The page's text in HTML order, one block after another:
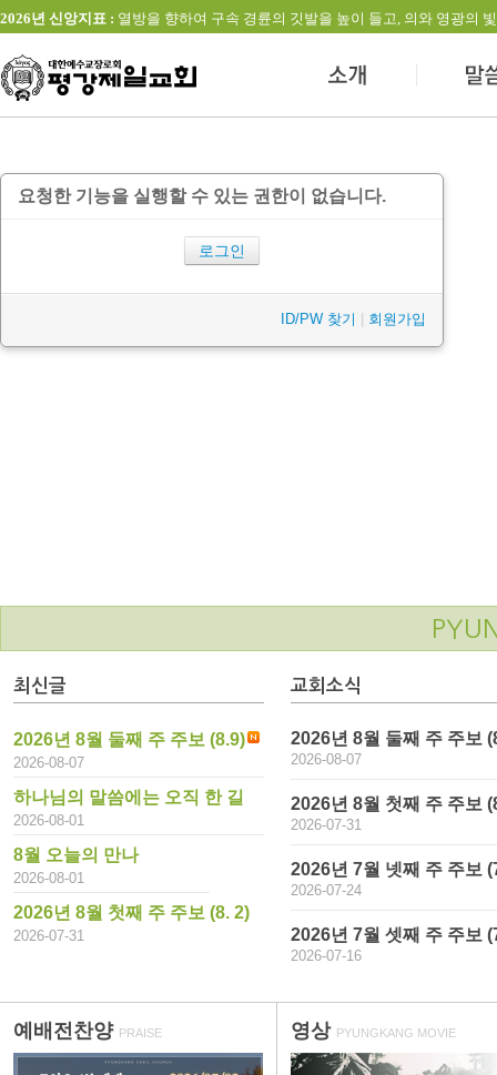
2026년 신앙지표 : 열방을 향하여 구속 경륜의 깃발을 높이 들고, 의와 영광의
요청한 기능을 실행할 수 있는 권한이 없습니다.
로그인
ID/PW 찾기 회원가입
최신글
2026년 8월 둘째 주 주보 (8.9)
2026-08-07
하나님의 말씀에는 오직 한 길
2026-08-01
8월 오늘의 만나
2026-08-01
2026년 8월 첫째 주 주보 (8. 2)
2026-07-31
교회소식
2026년 8월 둘째 주 주보
2026-08-07
2026년 8월 첫째 주 주보
2026-07-31
2026년 7월 넷째 주 주보
2026-07-24
2026년 7월 셋째 주 주보
2026-07-16
예배전찬양 PRAISE 영상 PYUNGKANG MOVIE